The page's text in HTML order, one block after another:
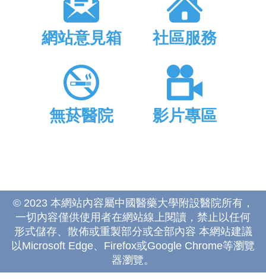
網站意見箱 社區服務
無菸醫院 影片專區
© 2023 本網站內容屬中國醫藥大學附設醫院所有，
一切內容僅供使用者在網站線上閱讀，禁止以任何
形式儲存、散佈或重製部分或全部內容 本網站建議
以Microsoft Edge、Firefox或Google Chrome等瀏覽
器瀏覽。